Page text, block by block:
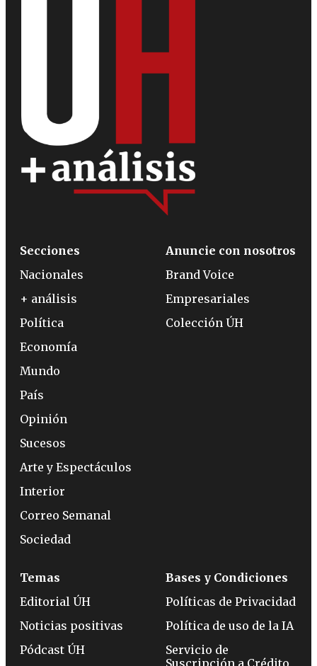
Secciones
Nacionales
+ análisis
Política
Economía
Mundo
País
Opinión
Sucesos
Arte y Espectáculos
Interior
Correo Semanal
Sociedad
Anuncie con nosotros
Brand Voice
Empresariales
Colección ÚH
Temas
Editorial ÚH
Noticias positivas
Pódcast ÚH
Bases y Condiciones
Políticas de Privacidad
Política de uso de la IA
Servicio de
Suscripción a Crédito